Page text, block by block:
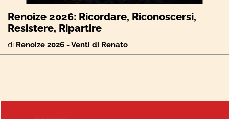
Renoize 2026: Ricordare, Riconoscersi,
Resistere, Ripartire
di Renoize 2026 - Venti di Renato